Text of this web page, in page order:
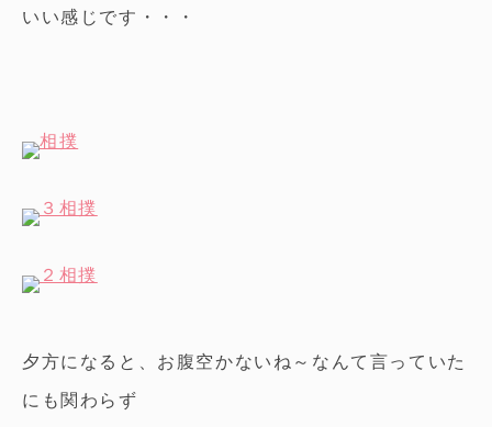
いい感じです・・・
夕方になると、お腹空かないね～なんて言っていた
にも関わらず